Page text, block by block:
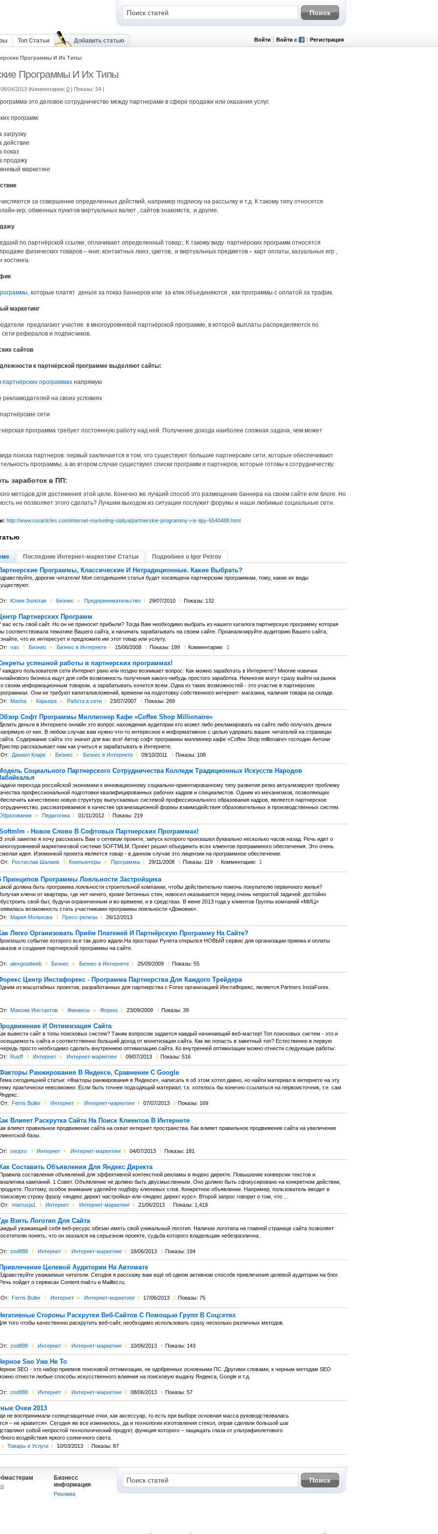
Топ Статьи Добавить статью Войти Войти с Регистрация
Программы И Их Типы
Программы И Их Типы
04/2013 |Комментарии: 0 | Показы: 54 |
это деловое сотрудничество между партнерами в сфере продажи или оказания услуг.
программ:
действие
показ
продажу
маркетинг
за совершение определенных действий, например подписку на рассылку и т.д. К такому типу относятся
игр, обменных пунктов виртуальных валют , сайтов знакомств, и другие.
по партнёрской ссылке, оплачивает определенный товар;. К такому виду партнёрских программ относятся
физических товаров – книг, контактных линз, цветов, и виртуальных предметов – карт оплаты, казуальных игр ,
, которые платят деньги за показ баннеров или за клик объединяются , как программы с оплатой за трафик.
маркетинг
предлагают участие в многоуровневой партнёрской программе, в которой выплаты распределяются по
сети рефералов и подписчиков.
сайтов
к партнёрской программе выделяют сайты:
партнёрских программахнапрямую
на своих условиях
сети
программа требует постоянную работу над ней. Получение дохода наиболее сложная задача, чем может
поиска партнеров: первый заключается в том, что существуют большие партнерские сети, которые обеспечивают
программы, а во втором случае существуют списки программ и партнеров, которые готовы к сотрудничеству.
заработок в ПП:
методов для достижения этой цели. Конечно же лучший способ это размещение баннера на своем сайте или блоге. Но
не позволяет этого сделать? Лучшим выходом из ситуации послужит форумы и наши любимые социальные сети.
http://www.rusarticles.com/internet-marketing-statya/partnerskie-programmy-i-ix-tipy-6540488.html
Последние Интернет-маркетинг Статьи Подробнее о Igor Petrov
Программы, Классические И Нетрадиционные. Какие Выбрать?
дорогие читатели! Моя сегодняшняя статья будет посвящена партнерским программам, тому, какие их виды
Юлия Золотая l Бизнес > Предпринимательство l 29/07/2010 l Показы: 132
Партнерских Программ
вас есть свой сайт. Но он не приносит прибыли? Тогда Вам необходимо выбрать из нашего каталога партнерскую программу которая
соответствовала тематике Вашего сайта, и начинать зарабатывать на своем сайте. Проанализируйте аудиторию Вашего сайта,
что их интересует и предложите им этот товар или услугу.
vas l Бизнес > Бизнес в Интернете l 15/06/2008 l Показы: 199 l Комментарии: 1
успешной работы в партнерских программах!
каждого пользователя сети Интернет рано или поздно возникает вопрос: Как можно заработать в Интернете? Многие новички
бизнеса ищут для себя возможность получения какого-нибудь простого заработка. Немногие могут сразу выйти на рынок
своим информационным товаром, а зарабатывать хочется всем. Одна из таких возможностей - это участие в партнерских
Они не требуют капиталовложений, времени на подготовку собственного интернет- магазина, наличия товара на складе.
Marina l Карьера > Работа в сети l 23/07/2007 l Показы: 269
Софт Программы Миллионер Кафе «Coffee Shop Millionaire»
деньги в Интернете онлайн это вопрос нахождения аудитории кто может либо рекламировать на сайте либо получать деньги
от них. В любом случае вам нужно что-то интересное и информативное с целью удержать ваших читателей на страницах
Содержание сайта это значит для вас все! Автор софт программы миллионер кафе «Coffee Shop millionaire» господин Антони
рассказывает нам как учиться и зарабатывать в Интернете.
От:
Даниил Кларк l Бизнес > Бизнес в Интернете l 09/10/2011 l Показы: 108
Социального Партнерского Сотрудничества Колледж Традиционных Искусств Народов
перехода российской экономики к инновационному социально-ориентированному типу развития резко актуализируют проблему
профессиональной подготовки квалифицированных рабочих кадров и специалистов. Одним из механизмов, позволяющих
качественно новую структуру выпускаемых системой профессионального образования кадров, является партнерское
рассматриваемое в качестве организационной формы взаимодействия образовательных и производственных систем.
> Педагогика l 01/11/2012 l Показы: 219
- Новое Слово В Софтовых Партнерских Программах!
этой заметке я хочу рассказать Вам о сетевом проекте, запуск которого произошел буквально несколько часов назад. Речь идет о
маркетинговой системе SOFTMLM. Проект решил объединить всех клиентов программного обеспечения. Это очень
идея. Изюминкой проекта является товар - в данном случае это лицензии на программное обеспечение.
От: Ростислав Шалаев l Компьютеры > Программы l 29/11/2008 l Показы: 119 l Комментарии: 1
Принципов Программы Лояльности Застройщика
должна быть программа лояльности строительной компании, чтобы действительно помочь покупателю первичного жилья?
ключи от квартиры, где нет ничего, кроме бетонных стен, новосел оказывается перед очень непростой задачей: достойно
свой быт, будучи ограниченным и во времени, и в средствах. В июне 2013 года у клиентов Группы компаний «МИЦ»
возможность стать участниками программы лояльности «Домовик».
Мария Молькова l Пресс-релизы l 26/12/2013
Легко Организовать Приём Платежей И Партнёрскую Программу На Сайте?
событие которого все так долго ждали.На просторах Рунета открылся НОВЫЙ сервис для организации приема и оплаты
и создания партнерской программы на сайте.
alexgoodweb l Бизнес > Бизнес в Интернете l 25/09/2009 l Показы: 55
Центр Инстафорекс - Программа Партнерства Для Каждого Трейдера
из масштабных проектов, разработанных для партнерства с Forex организацией ИнстаФорекс, является Partners InstaForex.
Максим Инстантов l Финансы > Форекс l 23/09/2009 l Показы: 39
И Оптимизация Сайта
вывести сайт в топы поисковых систем? Таким вопросом задается каждый начинающий веб-мастер! Топ поисковых систем - это и
сайта и соответственно больший доход от монетизации сайта. Как же попасть в заветный топ? Естественно в первую
просто необходимо сделать внутреннюю оптимизацию сайта. Ко внутренней оптимизации можно отнести следующие работы:
Rusff l Интернет > Интернет-маркетинг l 09/07/2013 l Показы: 516
Ранжирования В Яндексе, Сравнение С Google
сегодняшней статьи: «Факторы ранжирования в Яндексе», написать я об этом хотел давно, но найти материал в интернете на эту
практически невозможно. Если быть точнее подходящий материал, т.к. хотелось бы конечно ссылаться на первоисточник, т.е. сам
От: Ferris Buller l Интернет > Интернет-маркетинг l 07/07/2013 l Показы: 169
Влияет Раскрутка Сайта На Поиск Клиентов В Интернете
влияет правильное продвижение сайта на охват интернет пространства. Как влияет правильное продвижение сайта на увеличение
базы.
seopro l Интернет > Интернет-маркетинг l 04/07/2013 l Показы: 181
Составить Объявления Для Яндекс Директа
составления объявлений для эффективной контекстной рекламы в яндекс директе. Повышение конверсии текстов и
кампаний. 1 Совет. Объявление не должно быть двусмысленным. Оно должно быть сфокусировано на конкретном действии,
Поэтому, особое внимание уделяйте подбору ключевых слов. Конкретное объявление. Например, пользователь вводит в
строку фразу «яндекс директ настройка» или «яндекс директ курс». Второй запрос говорит о том, что ...
От: marrusja1 l Интернет > Интернет-маркетинг l 21/06/2013 l Показы: 1,419
Взять Логотип Для Сайта
уважающий себя веб-ресурс обязан иметь свой уникальный логотип. Наличие логотипа на главной странице сайта позволяет
понять, что он оказался на серьезном проекте, судьба которого владельцам небезразлична.
zod888 l Интернет > Интернет-маркетинг l 18/06/2013 l Показы: 194
Целевой Аудитории На Автомате
уважаемые читатели. Сегодня я расскажу вам ещё об одном активном способе привлечения целевой аудитории на блог.
пойдет о сервисах Content.mail.ru и Maillist.ru.
От: Ferris Buller l Интернет > Интернет-маркетинг l 17/06/2013 l Показы: 75
Стороны Раскрутки Веб-Сайтов С Помощью Групп В Соцсетях
того чтобы качественно раскрутить веб-сайт, необходимо использовать сразу несколько различных методов.
zod888 l Интернет > Интернет-маркетинг l 10/06/2013 l Показы: 143
Seo Уже Не То
SEO - это набор приемов поисковой оптимизации, не одобренных основными ПС. Другими словами, к черным методам SEO
отнести любые способы искусственного влияния на поисковую выдачу Яндекса, Google и т.д.
zod888 l Интернет > Интернет-маркетинг l 08/06/2013 l Показы: 57
Очки 2013
не воспринимали солнцезащитные очки, как аксессуар, то есть при выборе основная масса руководствовалась
– не нравится». Сегодня же все изменилось, да и технологии изготовления стекол, оправ сделали большой шаг
собой непростой технологический продукт, функция которого – защищать глаза от ультрафиолетового
воздействия яркого солнечного света.
l
Товары и Услуги l 10/03/2013 l Показы: 87
Бизнесс
информация
Реклама